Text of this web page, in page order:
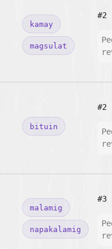
kamay
magsulat
#2
bituin
#2
malamig
napakalamig
#3